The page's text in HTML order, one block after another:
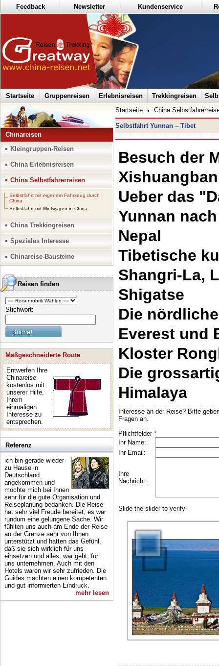
Feedback Newsletter Kundenservice
Startseite Gruppenreisen Erlebnisreisen Trekkingreisen
Chinareisen
Kleingruppen-Reisen
China Erlebnisreisen
China Selbstfahrerreisen
Selbstfahrt mit eigenem Fahrzeug durch
China
Selbstfahrt mit Mietwagen in China
China Trekkingreisen
Speziales Interesse
Chinareise-Bausteine
Reisen finden
Stichwort:
Maßgeschneiderte Route
Entwerfen Ihre
Chinareise
kostenlos mit
unserer Hilfe,
Ihrem
einmaligen
Interesse zu
entsprechen.
Referenz
ich bin gerade wieder
zu Hause in
Deutschland
angekommen und
möchte mich bei Ihnen
sehr für die gute Organisation und
Reiseplanung bedanken. Die Reise
hat sehr viel Freude bereitet, es war
rundum eine gelungene Sache. Wir
fühlten uns auch am Ende der Reise
an der Grenze sehr von Ihnen
unterstützt und hatten das Gefühl,
daß sie sich wirklich für uns
einsetzen und alles, war geht, für
uns unternehmen. Auch mit den
Hotels waren wir sehr zufrieden. Die
Guides machten einen kompetenten
und gut informierten Eindruck.
mehr lesen
Startseite China
Selbstfahrt Yunnan – Tibet
Besuch der
Ueber das
Yunnan
Nepal
Tibetische
Shangri-La,
Shigatse
Die
Everest und
Kloster
Die
Himalaya